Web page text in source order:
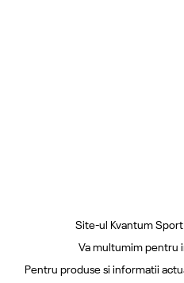
Site-ul Kvantum
Va multumim pentru
Pentru produse si informatii